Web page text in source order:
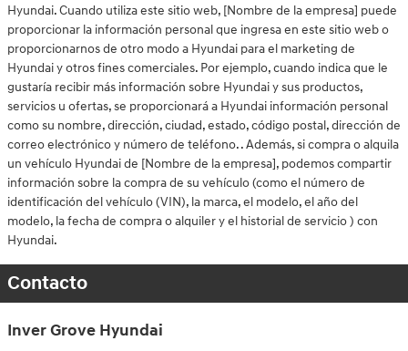
Hyundai. Cuando utiliza este sitio web, [Nombre de la empresa] puede
proporcionar la información personal que ingresa en este sitio web o
proporcionarnos de otro modo a Hyundai para el marketing de
Hyundai y otros fines comerciales. Por ejemplo, cuando indica que le
gustaría recibir más información sobre Hyundai y sus productos,
servicios u ofertas, se proporcionará a Hyundai información personal
como su nombre, dirección, ciudad, estado, código postal, dirección de
correo electrónico y número de teléfono. . Además, si compra o alquila
un vehículo Hyundai de [Nombre de la empresa], podemos compartir
información sobre la compra de su vehículo (como el número de
identificación del vehículo (VIN), la marca, el modelo, el año del
modelo, la fecha de compra o alquiler y el historial de servicio ) con
Hyundai.
Contacto
Inver Grove Hyundai